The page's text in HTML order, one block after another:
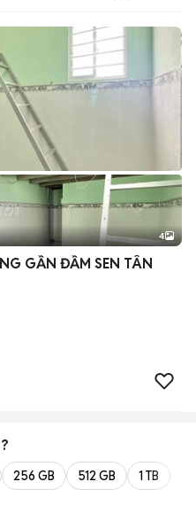
4
GẦN ĐẦM SEN TÂN
256 GB 512 GB 1 TB